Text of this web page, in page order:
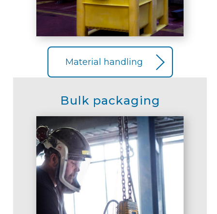
Material handling
Bulk packaging